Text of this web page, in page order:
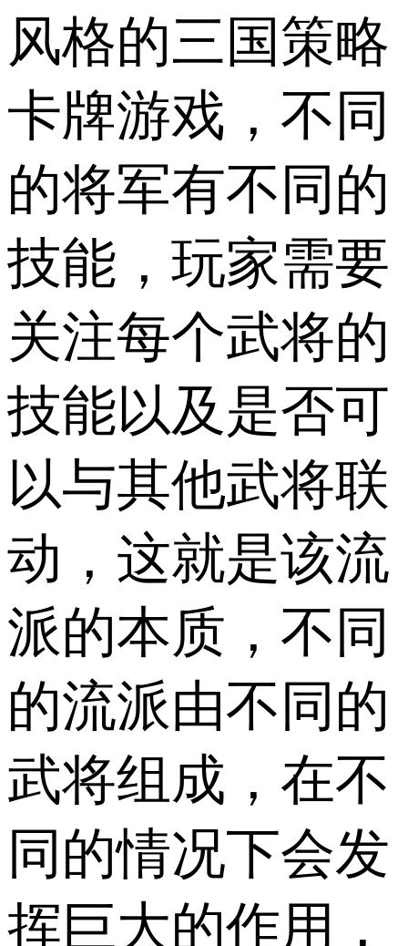
风格的三国策略
卡牌游戏，不同
的将军有不同的
技能，玩家需要
关注每个武将的
技能以及是否可
以与其他武将联
动，这就是该流
派的本质，不同
的流派由不同的
武将组成，在不
同的情况下会发
挥巨大的作用，